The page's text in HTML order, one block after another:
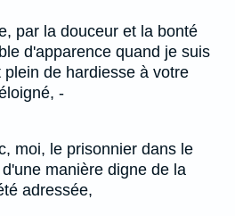
par la douceur et la bonté
d'apparence quand je suis
de hardiesse à votre
-
moi, le prisonnier dans le
manière digne de la
adressée,